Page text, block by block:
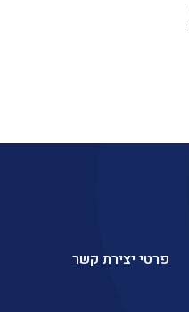
פרטי יצירת קשר